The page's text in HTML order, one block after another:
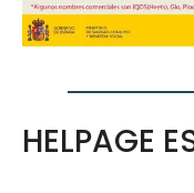
HELPAGE